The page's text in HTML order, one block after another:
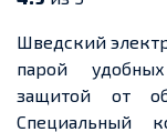
Шведский
парой
защитой от
Специальный